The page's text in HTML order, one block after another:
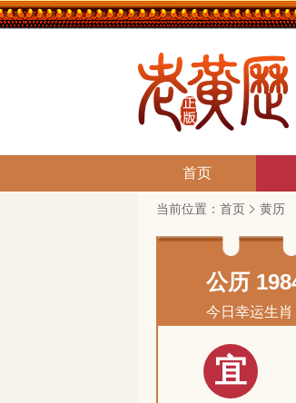
首页
当前位置： 首页 黄历
公历
今日幸运生
宜